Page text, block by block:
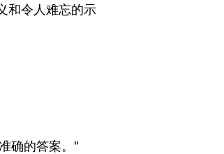
和令人难忘的示
确的答案。"